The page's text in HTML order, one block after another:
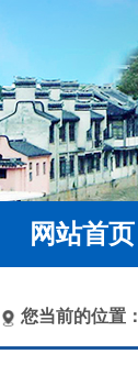
网站首页
您当前的位置：